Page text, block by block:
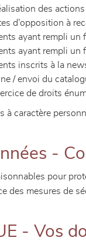
des
d'opposition à
ayant rempli
ayant rempli
inscrits à la
/ envoi du
de droits
à caractère
-
pour
des mesures de
- Vos